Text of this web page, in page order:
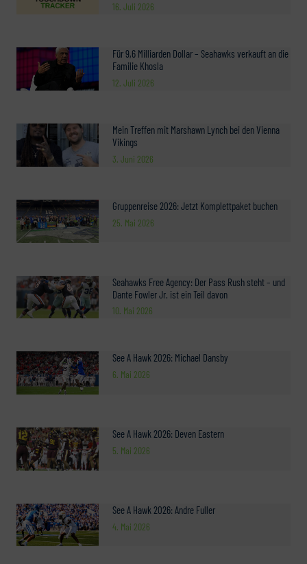
16. Juli 2026
Für 9,6 Milliarden Dollar – Seahawks verkauft an die
Familie Khosla
12. Juli 2026
Mein Treffen mit Marshawn Lynch bei den Vienna
Vikings
3. Juni 2026
Gruppenreise 2026: Jetzt Komplettpaket buchen
25. Mai 2026
Seahawks Free Agency: Der Pass Rush steht – und
Dante Fowler Jr. ist ein Teil davon
10. Mai 2026
See A Hawk 2026: Michael Dansby
6. Mai 2026
See A Hawk 2026: Deven Eastern
5. Mai 2026
See A Hawk 2026: Andre Fuller
4. Mai 2026